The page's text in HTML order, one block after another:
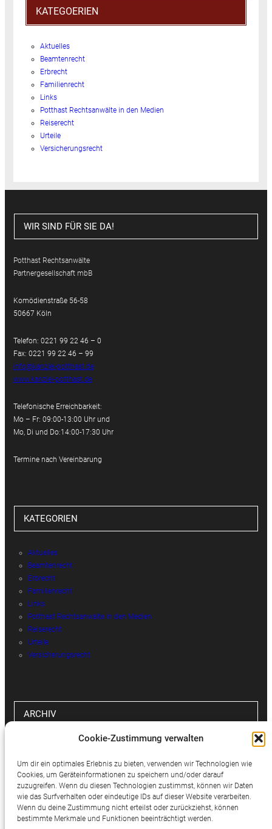
Cookie-Zustimmung verwalten
Um dir ein optimales Erlebnis zu bieten, verwenden wir Technologien wie
Cookies, um Geräteinformationen zu speichern und/oder darauf
zuzugreifen. Wenn du diesen Technologien zustimmst, können wir Daten
wie das Surfverhalten oder eindeutige IDs auf dieser Website verarbeiten.
Wenn du deine Zustimmung nicht erteilst oder zurückziehst, können
bestimmte Merkmale und Funktionen beeinträchtigt werden.
KATEGOERIEN
Aktuelles
Beamtenrecht
Erbrecht
Familienrecht
Links
Potthast Rechtsanwälte in den Medien
Reiserecht
Urteile
Versicherungsrecht
WIR SIND FÜR SIE DA!
Potthast Rechtsanwälte
Partnergesellschaft mbB
Komödienstraße 56-58
50667 Köln
Telefon: 0221 99 22 46 – 0
Fax: 0221 99 22 46 – 99
info@kanzlei-potthast.de
www.kanzlei-potthast.de
Telefonische Erreichbarkeit:
Mo – Fr: 09:00-13:00 Uhr und
Mo, Di und Do:14:00-17:30 Uhr
Termine nach Vereinbarung
KATEGORIEN
Aktuelles
Beamtenrecht
Erbrecht
Familienrecht
Links
Potthast Rechtsanwälte in den Medien
Reiserecht
Urteile
Versicherungsrecht
ARCHIV
SOCIAL MEDIA